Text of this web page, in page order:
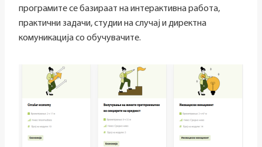
програмите се базираат на интерактивна работа,
практични задачи, студии на случај и директна
комуникација со обучувачите.